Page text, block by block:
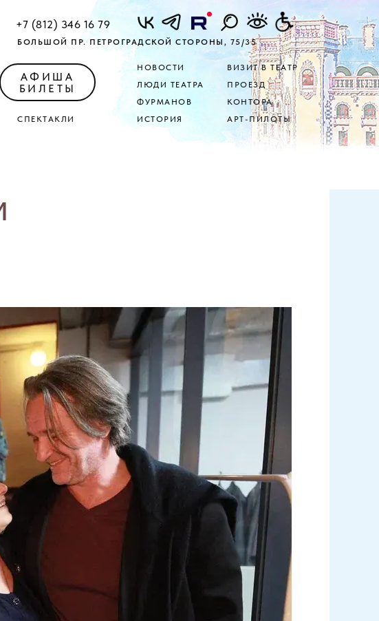
+7 (812) 346 16 79
БОЛЬШОЙ ПР. ПЕТРОГРАДСКОЙ СТОРОНЫ, 75/35
АРТ-ПИЛОТЫ
КОНТОРА
ПРОЕЗД
ВИЗИТ В ТЕАТР
НОВОСТИ
ИСТОРИЯ
ФУРМАНОВ
ЛЮДИ ТЕАТРА
СПЕКТАКЛИ
АФИША
БИЛЕТЫ